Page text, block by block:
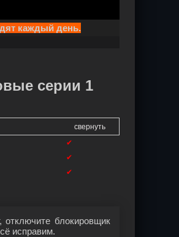
каждый день.
серии 1
свернуть
✔
✔
✔
блокировщик
исправим.